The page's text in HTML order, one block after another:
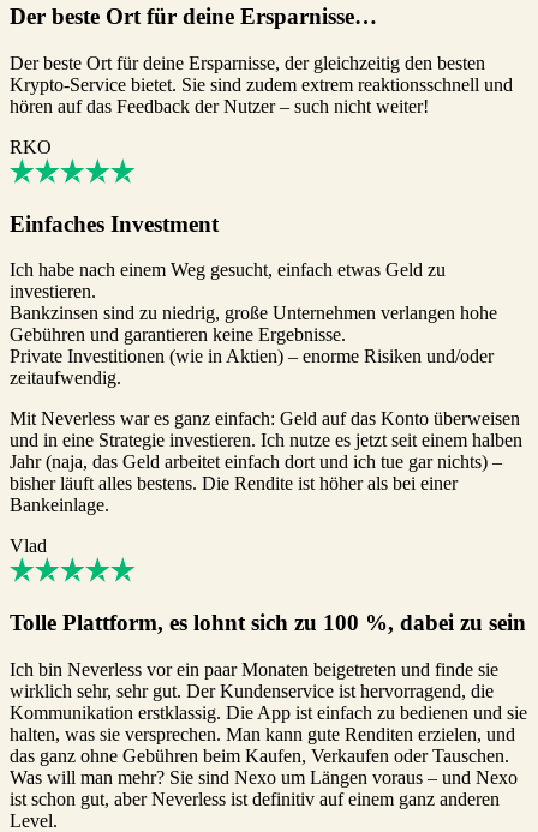
Der beste Ort für deine Ersparnisse…
Der beste Ort für deine Ersparnisse, der gleichzeitig den besten
Krypto-Service bietet. Sie sind zudem extrem reaktionsschnell und
hören auf das Feedback der Nutzer – such nicht weiter!
RKO
Einfaches Investment
Ich habe nach einem Weg gesucht, einfach etwas Geld zu
investieren.
Bankzinsen sind zu niedrig, große Unternehmen verlangen hohe
Gebühren und garantieren keine Ergebnisse.
Private Investitionen (wie in Aktien) – enorme Risiken und/oder
zeitaufwendig.
Mit Neverless war es ganz einfach: Geld auf das Konto überweisen
und in eine Strategie investieren. Ich nutze es jetzt seit einem halben
Jahr (naja, das Geld arbeitet einfach dort und ich tue gar nichts) –
bisher läuft alles bestens. Die Rendite ist höher als bei einer
Bankeinlage.
Vlad
Tolle Plattform, es lohnt sich zu 100 %, dabei zu sein
Ich bin Neverless vor ein paar Monaten beigetreten und finde sie
wirklich sehr, sehr gut. Der Kundenservice ist hervorragend, die
Kommunikation erstklassig. Die App ist einfach zu bedienen und sie
halten, was sie versprechen. Man kann gute Renditen erzielen, und
das ganz ohne Gebühren beim Kaufen, Verkaufen oder Tauschen.
Was will man mehr? Sie sind Nexo um Längen voraus – und Nexo
ist schon gut, aber Neverless ist definitiv auf einem ganz anderen
Level.